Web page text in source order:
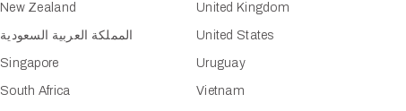
New Zealand
المملكة العربية السعودية
Singapore
South Africa
United Kingdom
United States
Uruguay
Vietnam